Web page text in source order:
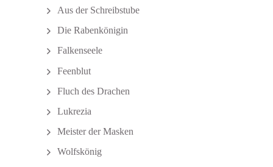
Aus der Schreibstube
Die Rabenkönigin
Falkenseele
Feenblut
Fluch des Drachen
Lukrezia
Meister der Masken
Wolfskönig